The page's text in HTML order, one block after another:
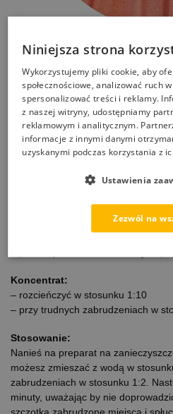
– klinkier
– płytki ceramiczne
– dachówki ceramiczne
– cegła
– gres
– mury, murki
– ściany, tarasy, balkony
– podłoża
– skuteczne działanie
– bezpieczny dla czyszczonych
– środek w formie koncentratu
Koncentrat:
– rozcieńczyć w stosunku 1:10
– przy trudnych zabrudzeniach w
Stosowanie:
Nanieś na preparat na
możesz zmieszać z wodą w
zabrudzeniach w stosunku 1:2.
minuty, uważając by nie
Niniejsza strona
Wykorzystujemy pliki cookie, aby
społecznościowe, analizować ruch
spersonalizować treści i reklamy.
z naszej witryny, udostępniamy
reklamowym i analitycznym.
informacje z innymi danymi
uzyskanymi podczas korzystania z
Zezwól na
Ustawienia